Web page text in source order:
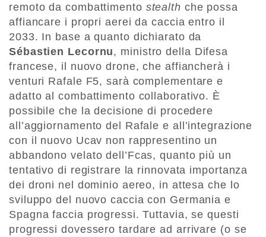
remoto da combattimento stealth che possa
affiancare i propri aerei da caccia entro il
2033. In base a quanto dichiarato da
Sébastien Lecornu, ministro della Difesa
francese, il nuovo drone, che affiancherà i
venturi Rafale F5, sarà complementare e
adatto al combattimento collaborativo. È
possibile che la decisione di procedere
all’aggiornamento del Rafale e all’integrazione
con il nuovo Ucav non rappresentino un
abbandono velato dell’Fcas, quanto più un
tentativo di registrare la rinnovata importanza
dei droni nel dominio aereo, in attesa che lo
sviluppo del nuovo caccia con Germania e
Spagna faccia progressi. Tuttavia, se questi
progressi dovessero tardare ad arrivare (o se